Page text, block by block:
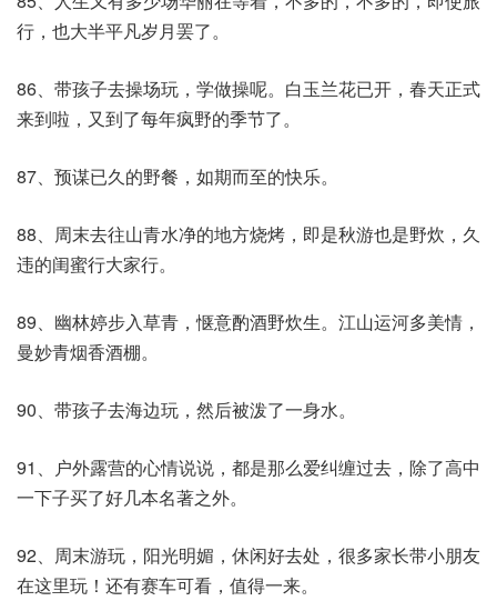
行，也大半平凡岁月罢了。
86、带孩子去操场玩，学做操呢。白玉兰花已开，春天正式
来到啦，又到了每年疯野的季节了。
87、预谋已久的野餐，如期而至的快乐。
88、周末去往山青水净的地方烧烤，即是秋游也是野炊，久
违的闺蜜行大家行。
89、幽林婷步入草青，惬意酌酒野炊生。江山运河多美情，
曼妙青烟香酒棚。
90、带孩子去海边玩，然后被泼了一身水。
91、户外露营的心情说说，都是那么爱纠缠过去，除了高中
一下子买了好几本名著之外。
92、周末游玩，阳光明媚，休闲好去处，很多家长带小朋友
在这里玩！还有赛车可看，值得一来。